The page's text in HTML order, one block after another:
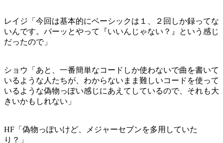
レイジ「今回は基本的にベーシックは１、２回しか録ってな
いんです。バーッとやって『いいんじゃない？』という感じ
だったので」
ショウ「あと、一番簡単なコードしか使わないで曲を書いて
いるような人たちが、わからないまま難しいコードを使って
いるような偽物っぽい感じにあえてしているので、それも大
きいかもしれない」
HF「偽物っぽいけど、メジャーセブンを多用していた
り？」